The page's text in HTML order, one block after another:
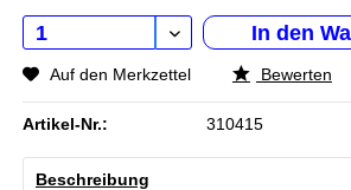
In den
Auf den Merkzettel Bewerten
Artikel-Nr.: 310415
Beschreibung